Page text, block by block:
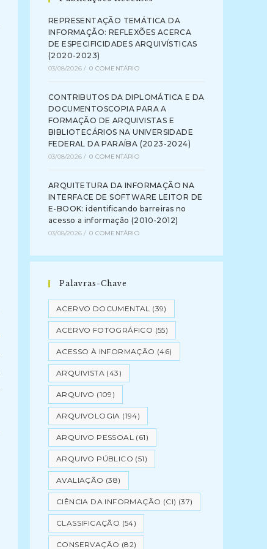
REPRESENTAÇÃO TEMÁTICA DA
INFORMAÇÃO: REFLEXÕES ACERCA
DE ESPECIFICIDADES ARQUIVÍSTICAS
(2020-2023)
03/08/2026 / 0 COMENTÁRIO
CONTRIBUTOS DA DIPLOMÁTICA E DA
DOCUMENTOSCOPIA PARA A
FORMAÇÃO DE ARQUIVISTAS E
BIBLIOTECÁRIOS NA UNIVERSIDADE
FEDERAL DA PARAÍBA (2023-2024)
03/08/2026 / 0 COMENTÁRIO
ARQUITETURA DA INFORMAÇÃO NA
INTERFACE DE SOFTWARE LEITOR DE
E-BOOK: identificando barreiras no
acesso a informação (2010-2012)
03/08/2026 / 0 COMENTÁRIO
Palavras-Chave
ACERVO DOCUMENTAL (39)
ACERVO FOTOGRÁFICO (55)
ACESSO À INFORMAÇÃO (46)
ARQUIVISTA (43)
ARQUIVO (109)
ARQUIVOLOGIA (194)
ARQUIVO PESSOAL (61)
ARQUIVO PÚBLICO (51)
AVALIAÇÃO (38)
CIÊNCIA DA INFORMAÇÃO (CI) (37)
CLASSIFICAÇÃO (54)
CONSERVAÇÃO (82)